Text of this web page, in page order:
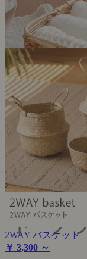
2WAY バスケット
￥ 3,300 ～